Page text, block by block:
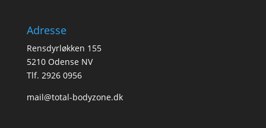
Adresse
Rensdyrløkken 155
5210 Odense NV
Tlf. 2926 0956
mail@total-bodyzone.dk